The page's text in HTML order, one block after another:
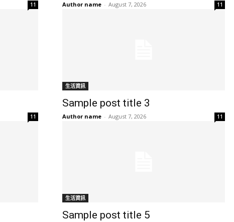
11 Author name - August 7, 2026 11
11
生活資訊
Sample post title 3
Author name - August 7, 2026 11
生活資訊
Sample post title 5